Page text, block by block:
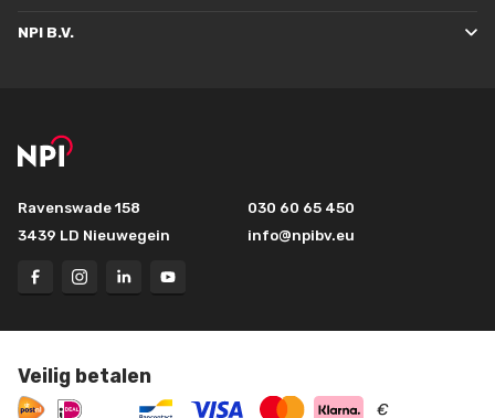
NPI B.V.
Ravenswade 158
030 60 65 450
3439 LD Nieuwegein
info@npibv.eu
Veilig betalen